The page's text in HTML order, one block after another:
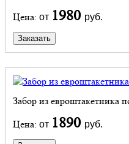
Цена: от 1980 руб.
Заказать
Забор из евроштакетника
Цена: от 1890 руб.